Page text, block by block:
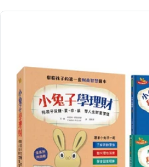
Skip
Open media 0 in modal